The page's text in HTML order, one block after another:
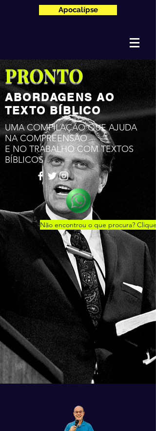
Apocalípse
PRONTO
ABORDAGENS AO
TEXTO BÍBLICO
UMA COMPILAÇÃO QUE AJUDA
NA COMPREENSÃO
E NO TRABALHO COM TEXTOS
BÍBLICOS
Não encontrou o que procura? Clique